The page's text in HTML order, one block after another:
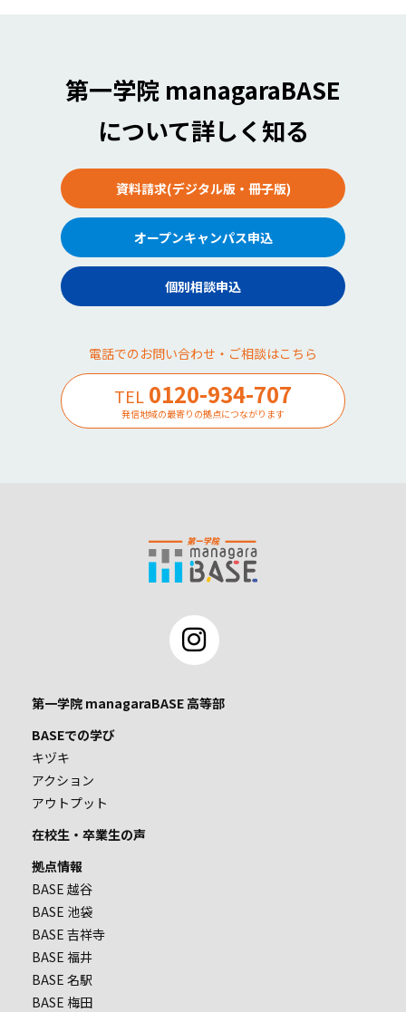
第一学院 managaraBASE
について詳しく知る
資料請求(デジタル版・冊子版)
オープンキャンパス申込
個別相談申込
電話でのお問い合わせ・ご相談はこちら
TEL 0120-934-707
発信地域の最寄りの拠点につながります
第一学院 managaraBASE 高等部
BASEでの学び
キヅキ
アクション
アウトプット
在校生・卒業生の声
拠点情報
BASE 越谷
BASE 池袋
BASE 吉祥寺
BASE 福井
BASE 名駅
BASE 梅田